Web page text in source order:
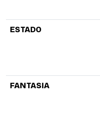
ESTADO
FANTASIA